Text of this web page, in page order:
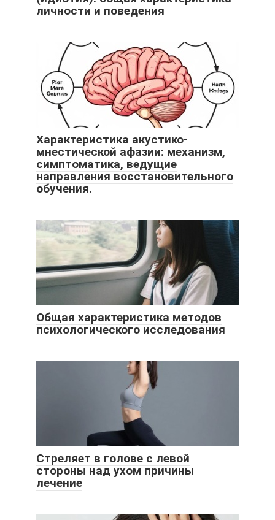
личности и поведения
Характеристика акустико-
мнестической афазии: механизм,
симптоматика, ведущие
направления восстановительного
обучения.
Общая характеристика методов
психологического исследования
Стреляет в голове с левой
стороны над ухом причины
лечение